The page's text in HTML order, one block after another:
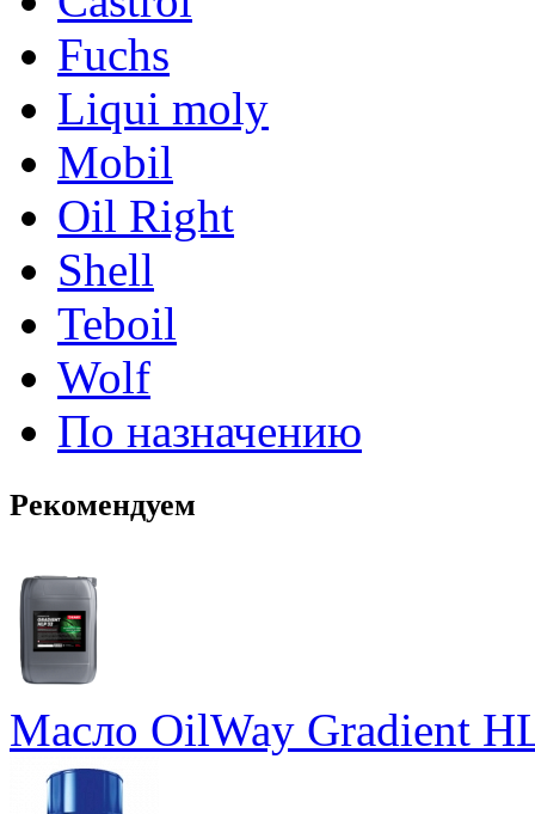
Fuchs
Liqui moly
Mobil
Oil Right
Shell
Teboil
Wolf
По назначению
Рекомендуем
Масло OilWay Gradient